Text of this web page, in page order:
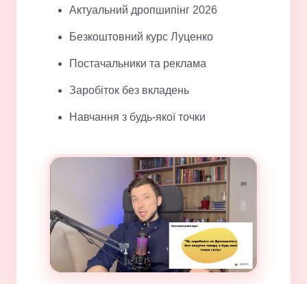
Актуальний дропшипінг 2026
Безкоштовний курс Луценко
Постачальники та реклама
Заробіток без вкладень
Навчання з будь-якої точки